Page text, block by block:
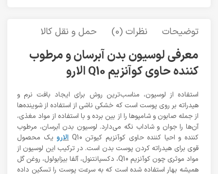
توضیحات نظرات (0) حمل و نقل کالا
معرفی لوسیون بدن آبرسان و مرطوب
کننده حاوی کوآنزیم Q10 الارو
استفاده از لوسیون، مناسب‌ترین روش برای ایجاد بافت نرم و
هیدراته بر روی پوست است که خشکی ناشی از استفاده از شوینده‌ها
از جمله صابون و شامپوها را از بین برده و با استفاده از مواد مغذی،
آن‌ها را جوان و شاداب نگه می‌دارد. لوسیون بدن آبرسان، مرطوب
کننده و احیا کننده حاوی کوآنزیم کیوتن Q10
الارو یک محصول
قوی برای هیدراته کردن پوست بدن است. در ترکیب این لوسیون از
مواد موثری چون کوآنزیم Q10، دکسپانتنول، آلفا بیزابولول، روغن گل
همیشه بهار استفاده شده است که به سرعت پوست را تسکین داده